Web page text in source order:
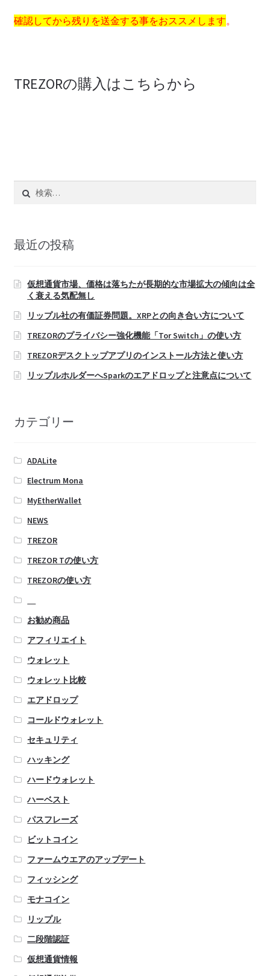
確認してから残りを送金する事をおススメします。
TREZORの購入はこちらから
最近の投稿
仮想通貨市場、価格は落ちたが長期的な市場拡大の傾向は全
く衰える気配無し
リップル社の有価証券問題。XRPとの向き合い方について
TREZORのプライバシー強化機能「Tor Switch」の使い方
TREZORデスクトップアプリのインストール方法と使い方
リップルホルダーへSparkのエアドロップと注意点について
カテゴリー
ADALite
Electrum Mona
MyEtherWallet
NEWS
TREZOR
TREZOR Tの使い方
TREZORの使い方
お勧め商品
アフィリエイト
ウォレット
ウォレット比較
エアドロップ
コールドウォレット
セキュリティ
ハッキング
ハードウォレット
ハーベスト
パスフレーズ
ビットコイン
ファームウエアのアップデート
フィッシング
モナコイン
リップル
二段階認証
仮想通貨情報